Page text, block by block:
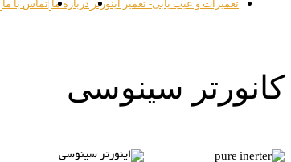
تعمیرات و عیب یابی- تعمیر اینورتر درباره ما تماس با ما
کانورتر سینوسی